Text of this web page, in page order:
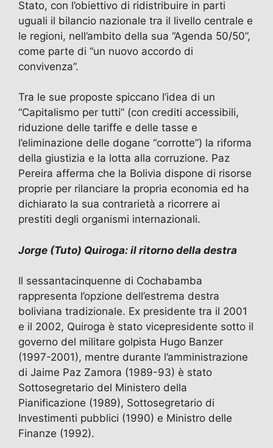
Stato, con l’obiettivo di ridistribuire in parti
uguali il bilancio nazionale tra il livello centrale e
le regioni, nell’ambito della sua “Agenda 50/50”,
come parte di “un nuovo accordo di
convivenza”.
Tra le sue proposte spiccano l’idea di un
“Capitalismo per tutti” (con crediti accessibili,
riduzione delle tariffe e delle tasse e
l’eliminazione delle dogane “corrotte”) la riforma
della giustizia e la lotta alla corruzione. Paz
Pereira afferma che la Bolivia dispone di risorse
proprie per rilanciare la propria economia ed ha
dichiarato la sua contrarietà a ricorrere ai
prestiti degli organismi internazionali.
Jorge (Tuto) Quiroga: il ritorno della destra
Il sessantacinquenne di Cochabamba
rappresenta l’opzione dell’estrema destra
boliviana tradizionale. Ex presidente tra il 2001
e il 2002, Quiroga è stato vicepresidente sotto il
governo del militare golpista Hugo Banzer
(1997-2001), mentre durante l’amministrazione
di Jaime Paz Zamora (1989-93) è stato
Sottosegretario del Ministero della
Pianificazione (1989), Sottosegretario di
Investimenti pubblici (1990) e Ministro delle
Finanze (1992).